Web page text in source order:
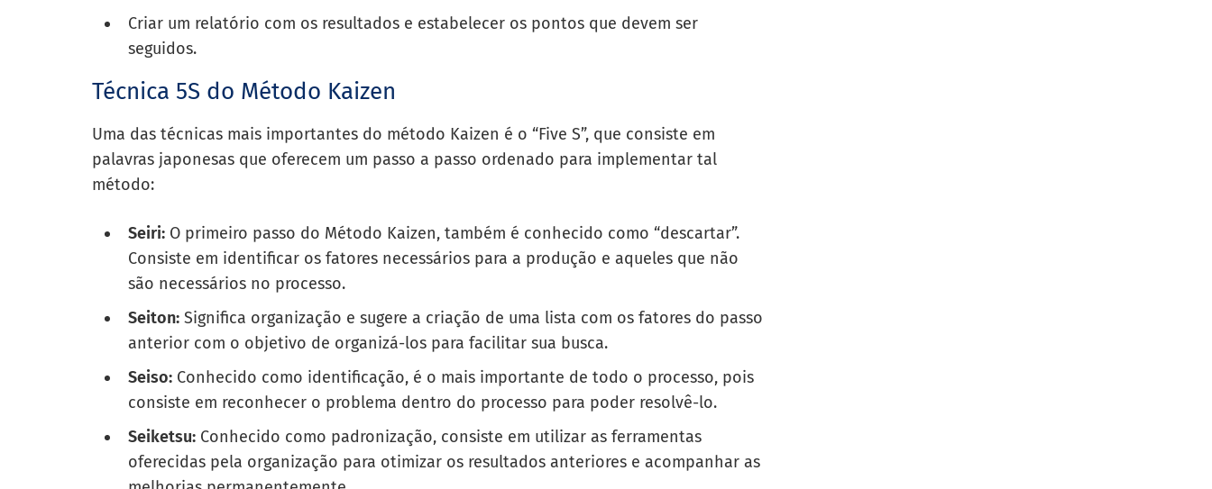
Criar um relatório com os resultados e estabelecer os pontos que devem ser
seguidos.
Técnica 5S do Método Kaizen
Uma das técnicas mais importantes do método Kaizen é o “Five S”, que consiste em
palavras japonesas que oferecem um passo a passo ordenado para implementar tal
método:
Seiri: O primeiro passo do Método Kaizen, também é conhecido como “descartar”.
Consiste em identificar os fatores necessários para a produção e aqueles que não
são necessários no processo.
Seiton: Significa organização e sugere a criação de uma lista com os fatores do passo
anterior com o objetivo de organizá-los para facilitar sua busca.
Seiso: Conhecido como identificação, é o mais importante de todo o processo, pois
consiste em reconhecer o problema dentro do processo para poder resolvê-lo.
Seiketsu: Conhecido como padronização, consiste em utilizar as ferramentas
oferecidas pela organização para otimizar os resultados anteriores e acompanhar as